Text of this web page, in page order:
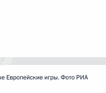
Европейские игры. Фото РИА